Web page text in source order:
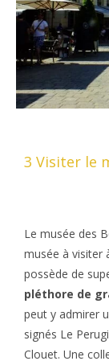
3 Visiter le
Le musée des
musée à visiter
possède de
pléthore de
peut y admirer
signés Le
Clouet. Une